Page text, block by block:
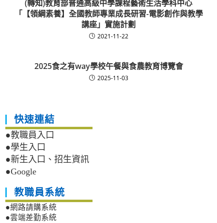
(轉知)教育部普通高級中學課程藝術生活學科中心
「【領綱素養】全國教師專業成長研習-電影創作與教學
講座」實施計劃
2021-11-22
2025食之有way學校午餐與食農教育博覽會
2025-11-03
快速連結
●教職員入口
●學生入口
●新生入口、招生資訊
●Google
教職員系統
●網路請購系統
●雲端差勤系統